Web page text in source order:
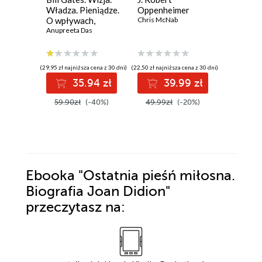
Władza. Pieniądze.
O wpływach,
biznesie i tym, co
Anupreeta Das
(29,95 zł najniższa cena z 30 dni)
35.94 zł
59.90zł (-40%)
Oppenheimer
Chris McNab
(22,50 zł najniższa cena z 30 dni)
39.99 zł
49.99zł (-20%)
Ebooka "Ostatnia pieśń miłosna.
Biografia Joan Didion"
przeczytasz na: